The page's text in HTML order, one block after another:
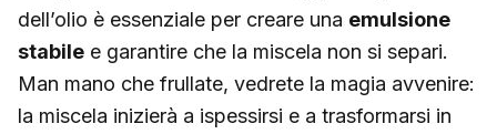
dell’olio è essenziale per creare una emulsione
stabile e garantire che la miscela non si separi.
Man mano che frullate, vedrete la magia avvenire:
la miscela inizierà a ispessirsi e a trasformarsi in